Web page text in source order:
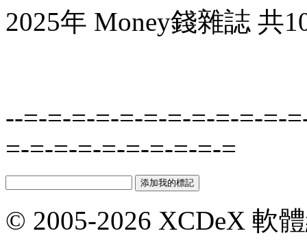
2025年 Money錢雜誌 共
--=-=-=-=-=-=-=-=-=-=-=-
=-=-=-=-=-=-=-=-=-=
© 2005-2026 XCDeX 軟